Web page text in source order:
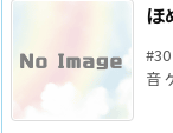
ほ
音